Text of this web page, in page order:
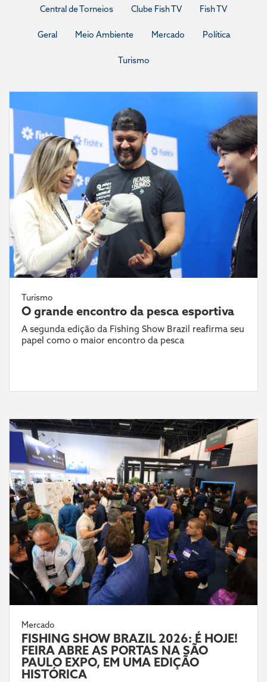
Central de Torneios Clube Fish TV Fish TV
Geral Meio Ambiente Mercado Política
Turismo
Turismo
O grande encontro da pesca esportiva
A segunda edição da Fishing Show Brazil reafirma seu
papel como o maior encontro da pesca
Mercado
FISHING SHOW BRAZIL 2026: É HOJE!
FEIRA ABRE AS PORTAS NA SÃO
PAULO EXPO, EM UMA EDIÇÃO
HISTÓRICA